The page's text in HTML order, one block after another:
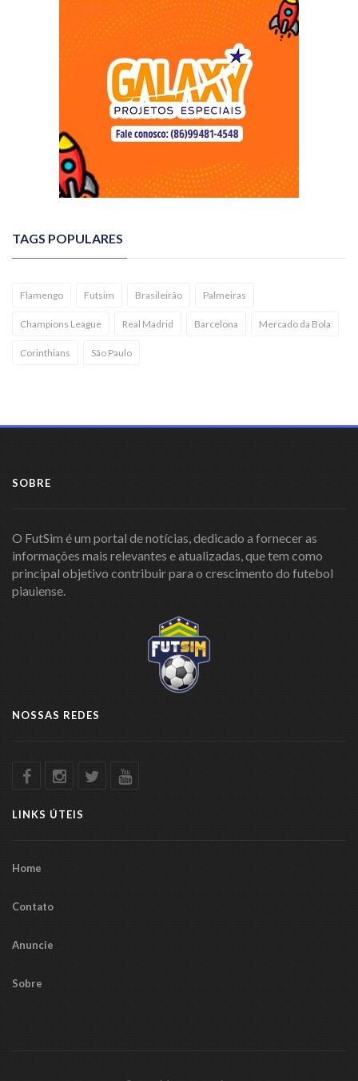
TAGS POPULARES
Flamengo Futsim Brasileirão Palmeiras
Champions League Real Madrid Barcelona Mercado da Bola
Corinthians São Paulo
SOBRE
O FutSim é um portal de notícias, dedicado a fornecer as
informações mais relevantes e atualizadas, que tem como
principal objetivo contribuir para o crescimento do futebol
piauiense.
NOSSAS REDES
LINKS ÚTEIS
Home
Contato
Anuncie
Sobre